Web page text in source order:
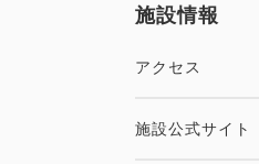
施設情報
アクセス
施設公式サイト